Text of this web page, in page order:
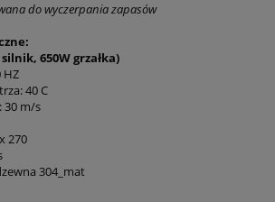
do wyczerpania zapasów
silnik, 650W grzałka)
HZ
40 C
30 m/s
270
304_mat